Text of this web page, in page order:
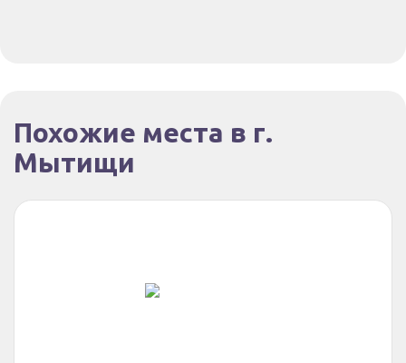
Похожие места в г.
Мытищи